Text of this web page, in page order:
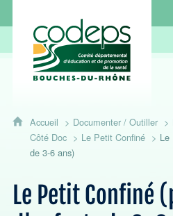
CoDEPS 13 -
Accueil Documenter / Outiller
Côté Doc
Le Petit Confiné
Le
de 3-6 ans)
Le Petit Confiné